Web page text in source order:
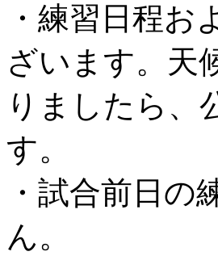
・練習日程お
ざいます。天
りましたら、
す。
・試合前日の
ん。